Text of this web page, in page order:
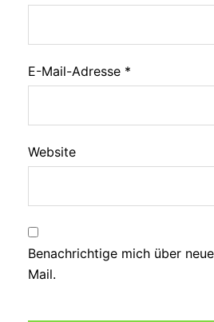
E-Mail-Adresse *
Website
Benachrichtige mich über
Mail.